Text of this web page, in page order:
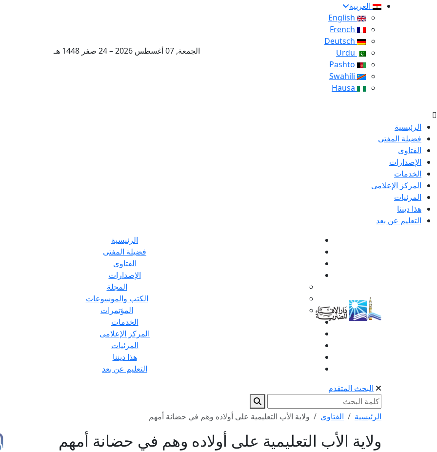
العربية
الجمعة, 07 أغسطس 2026 – 24 صفر 1448 هـ
الرئيسية
فضيلة المفتى
الفتاوى
الإصدارات
الخدمات
المركز الإعلامى
المرئيات
هذا ديننا
التعليم عن بعد
الرئيسية
فضيلة المفتى
الفتاوى
الإصدارات
المجلة
الكتب والموسوعات
المؤتمرات
الخدمات
المركز الإعلامى
المرئيات
هذا ديننا
التعليم عن بعد
البحث المتقدم
الرئيسية الفتاوى ولاية الأب التعليمية على أولاده وهم في حضانة أمهم
ولاية الأب التعليمية على أولاده وهم في حضانة أمهم